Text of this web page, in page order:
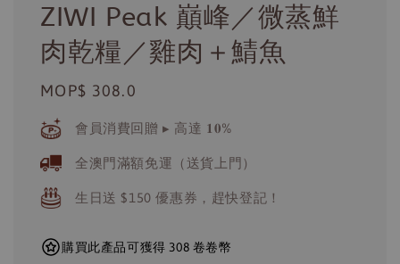
ZIWI Peak 巔峰／微蒸鮮
肉乾糧／雞肉＋鯖魚
Regular
price
MOP$ 308.0
會員消費回贈 ▸ 高達 𝟏𝟎%
全澳門滿額免運（送貨上門）
生日送 $150 優惠券，趕快登記！
購買此產品可獲得 308 卷卷幣